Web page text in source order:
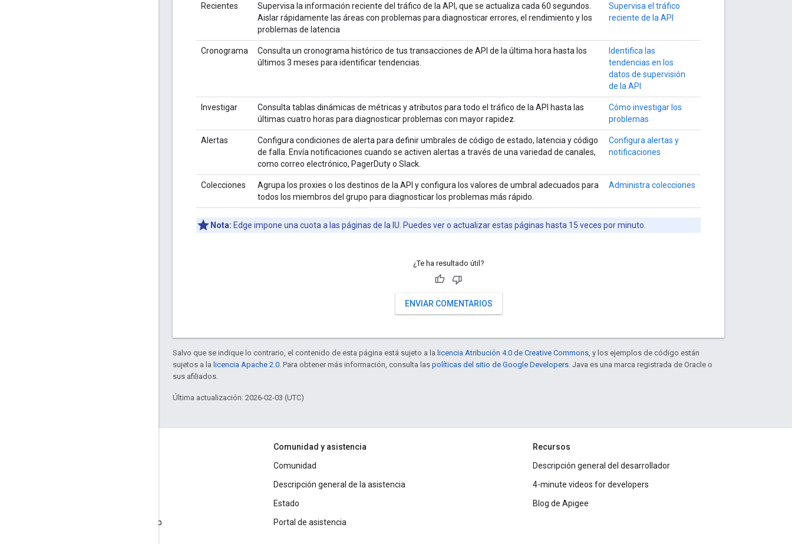
Recientes
Supervisa la información reciente del tráfico de la API, que se actualiza cada 60 segundos.
Aislar rápidamente las áreas con problemas para diagnosticar errores, el rendimiento y los
problemas de latencia
Supervisa el tráfico
reciente de la API
Cronograma
Consulta un cronograma histórico de tus transacciones de API de la última hora hasta los
últimos 3 meses para identificar tendencias.
Identifica las
tendencias en los
datos de supervisión
de la API
Investigar
Consulta tablas dinámicas de métricas y atributos para todo el tráfico de la API hasta las
últimas cuatro horas para diagnosticar problemas con mayor rapidez.
Cómo investigar los
problemas
Alertas
Configura condiciones de alerta para definir umbrales de código de estado, latencia y código
de falla. Envía notificaciones cuando se activen alertas a través de una variedad de canales,
como correo electrónico, PagerDuty o Slack.
Configura alertas y
notificaciones
Colecciones
Agrupa los proxies o los destinos de la API y configura los valores de umbral adecuados para
todos los miembros del grupo para diagnosticar los problemas más rápido.
Administra colecciones
Nota: Edge impone una cuota a las páginas de la IU. Puedes ver o actualizar estas páginas hasta 15 veces por minuto.
¿Te ha resultado útil?
ENVIAR COMENTARIOS
Salvo que se indique lo contrario, el contenido de esta página está sujeto a la licencia Atribución 4.0 de Creative Commons , y los ejemplos de código están
sujetos a la licencia Apache 2.0 . Para obtener más información, consulta las políticas del sitio de Google Developers . Java es una marca registrada de Oracle o
sus afiliados.
Última actualización: 2026-02-03 (UTC)
Libros electrónicos y transmisiones web
Comunidad y asistencia
Comunidad
Descripción general de la asistencia
Estado
Portal de asistencia
Recursos
Descripción general del desarrollador
4-minute videos for developers
Blog de Apigee